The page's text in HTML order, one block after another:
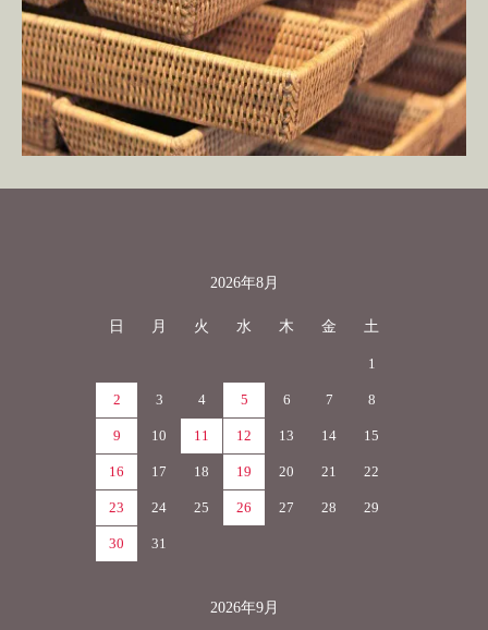
2026年8月
日 月 火 水 木 金 土
1
2 3 4 5 6 7 8
9 10 11 12 13 14 15
16 17 18 19 20 21 22
23 24 25 26 27 28 29
30 31
2026年9月